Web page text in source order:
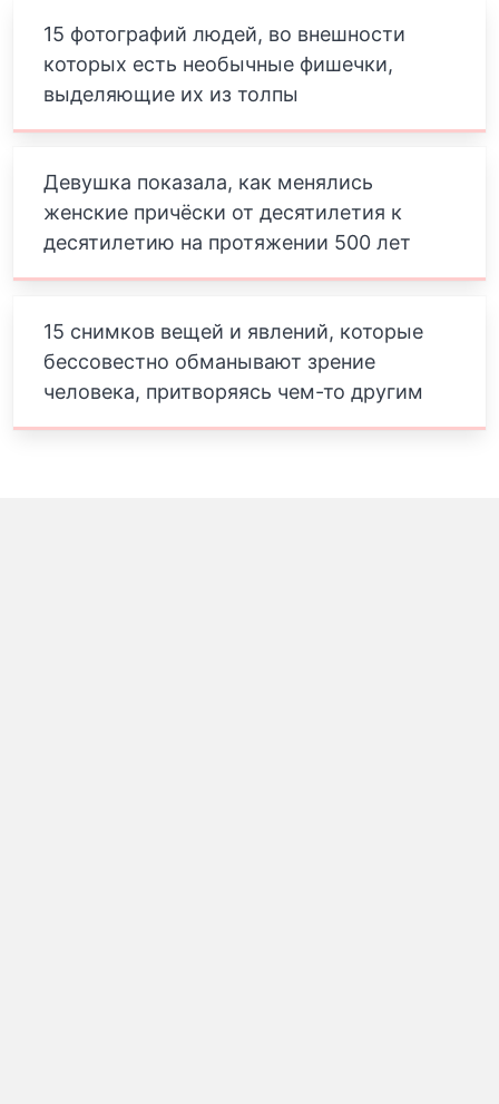
15 фотографий людей, во внешности
которых есть необычные фишечки,
выделяющие их из толпы
Девушка показала, как менялись
женские причёски от десятилетия к
десятилетию на протяжении 500 лет
15 снимков вещей и явлений, которые
бессовестно обманывают зрение
человека, притворяясь чем-то другим